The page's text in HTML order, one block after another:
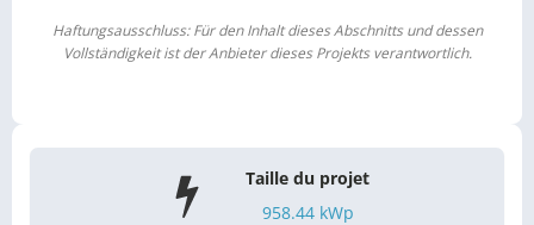
Taille du projet
958.44kWp
Haftungsausschluss: Für den Inhalt dieses Abschnitts und dessen
Vollständigkeit ist der Anbieter dieses Projekts verantwortlich.